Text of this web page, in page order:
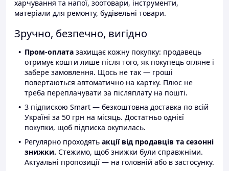
харчування та напої, зоотовари, інструменти,
матеріали для ремонту, будівельні товари.
Зручно, безпечно, вигідно
Пром-оплата захищає кожну покупку: продавець
отримує кошти лише після того, як покупець огляне і
забере замовлення. Щось не так — гроші
повертаються автоматично на картку. Плюс не
треба переплачувати за післяплату на пошті.
З підпискою Smart — безкоштовна доставка по всій
Україні за 50 грн на місяць. Достатньо однієї
покупки, щоб підписка окупилась.
Регулярно проходять акції від продавців та сезонні
знижки. Стежимо, щоб знижки були справжніми.
Актуальні пропозиції — на головній або в застосунку.